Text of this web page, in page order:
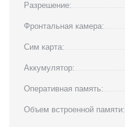
Разрешение:
Фронтальная камера:
Сим карта:
Аккумулятор:
Оперативная память:
Объем встроенной памяти: